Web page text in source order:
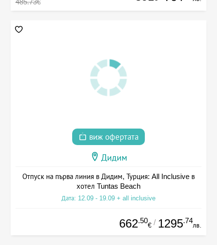
485.73€
виж офертата
Дидим
Отпуск на първа линия в Дидим, Турция: All Inclusive в
хотел Tuntas Beach
Дата: 12.09 - 19.09 + all inclusive
662.50
€ / 1295.74
лв.